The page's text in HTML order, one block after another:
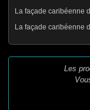
La façade caribéenne
La façade caribéenne
Les